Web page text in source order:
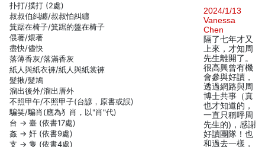
扑打/撲打 (2處)
叔叔伯糾纏/叔叔怕糾纏
箕踞在椅子/箕踞的盤在椅子
偎著/煨著
盡快/儘快
落薄香灰/落滿香灰
紙人與紙衣褲/紙人與紙裳褲
髮揪/髮鳩
溜出後外/溜出厝外
不照甲午/不照甲子(台諺，原書或誤)
騙笑/騙肖(應為犭肖，以"肖"代)
台 → 臺 (依書17處)
姦 → 奸 (依書9處)
支 → 隻 (依書4處)
2024/1/13
Vanessa
Chen
隔了七年才又
上來，才知周
先生離開了。
很高興曾有機
會參與好讀，
透過網路與周
博士共事（真
也才知道的，
一直只稱呼周
先生的)，感謝
好讀團隊！也
和過去一樣，